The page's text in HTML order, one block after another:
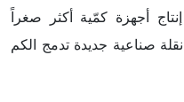
أجهزة كمّية أكثر صغراً
صناعية جديدة تدمج الكم